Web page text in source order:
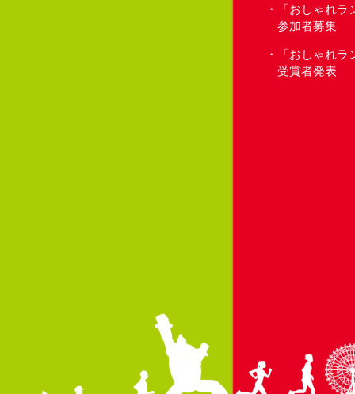
「おしゃれ
参加者募集
「おしゃれ
受賞者発表